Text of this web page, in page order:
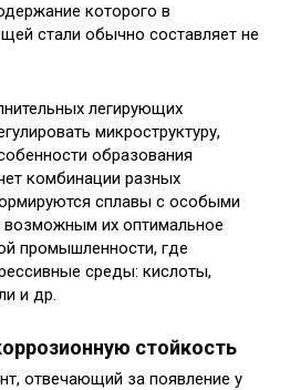
которого в
стали обычно составляет не
легирующих
микроструктуру,
образования
комбинации разных
сплавы с особыми
возможным их оптимальное
промышленности, где
среды: кислоты,
и др.
стойкость
отвечающий за появление у